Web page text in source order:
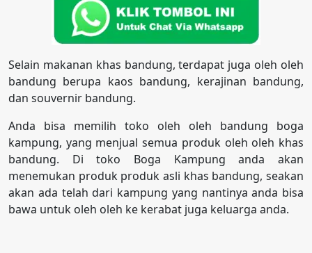
Selain makanan khas bandung, terdapat juga oleh oleh
bandung berupa kaos bandung, kerajinan bandung,
dan souvernir bandung.
Anda bisa memilih toko oleh oleh bandung boga
kampung, yang menjual semua produk oleh oleh khas
bandung. Di toko Boga Kampung anda akan
menemukan produk produk asli khas bandung, seakan
akan ada telah dari kampung yang nantinya anda bisa
bawa untuk oleh oleh ke kerabat juga keluarga anda.